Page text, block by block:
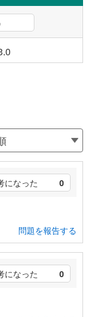
になった 0
問題を報告する
になった 0